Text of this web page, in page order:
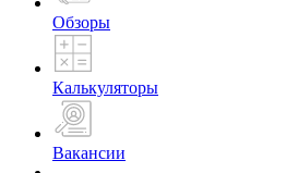
Обзоры
Калькуляторы
Вакансии